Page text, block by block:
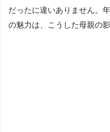
だったに違いありません。
の魅力は、こうした母親の